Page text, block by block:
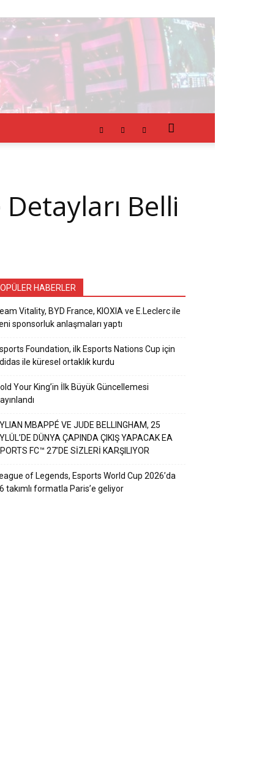
Belli
HABERLER
Vitality, BYD France, KIOXIA ve E.Leclerc ile
sponsorluk anlaşmaları yaptı
Foundation, ilk Esports Nations Cup için
ile küresel ortaklık kurdu
Your King’in İlk Büyük Güncellemesi
MBAPPÉ VE JUDE BELLINGHAM, 25
DÜNYA ÇAPINDA ÇIKIŞ YAPACAK EA
FC™ 27’DE SİZLERİ KARŞILIYOR
of Legends, Esports World Cup 2026’da
takımlı formatla Paris’e geliyor